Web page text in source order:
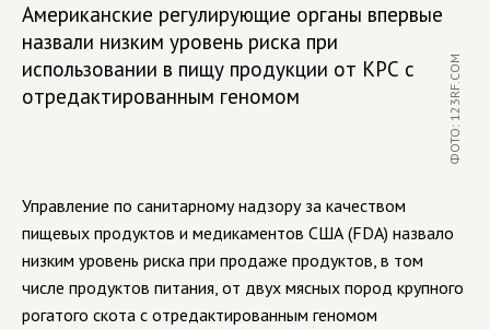
Американские регулирующие органы впервые
назвали низким уровень риска при
использовании в пищу продукции от КРС с
отредактированным геномом
ФОТО: 123RF.COM
Управление по санитарному надзору за качеством
пищевых продуктов и медикаментов США (FDA) назвало
низким уровень риска при продаже продуктов, в том
числе продуктов питания, от двух мясных пород крупного
рогатого скота с отредактированным геномом